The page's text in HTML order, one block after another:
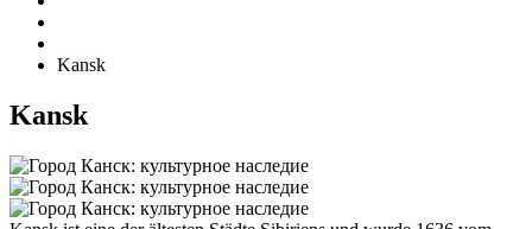
Kansk
Kansk